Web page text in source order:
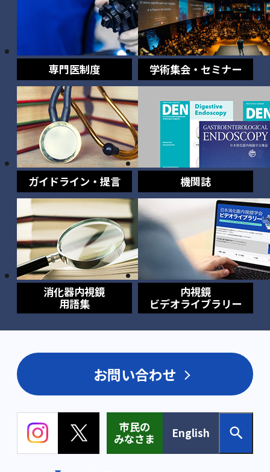
専門医制度 学術集会・セミナー
ガイドライン・提言 機関誌
消化器内視鏡
用語集
内視鏡
ビデオライブラリー
お問い合わせ
市民の
みなさま
English